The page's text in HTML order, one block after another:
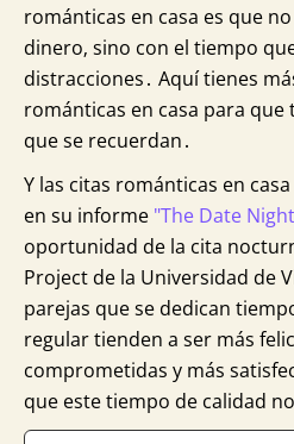
románticas en casa es que
dinero‚ sino con el tiempo
distracciones․ Aquí tienes
románticas en casa para que
que se recuerdan․
Y las citas románticas en
en su informe "The Date
oportunidad de la cita
Project de la Universidad de
parejas que se dedican
regular tienden a ser más
comprometidas y más
que este tiempo de calidad